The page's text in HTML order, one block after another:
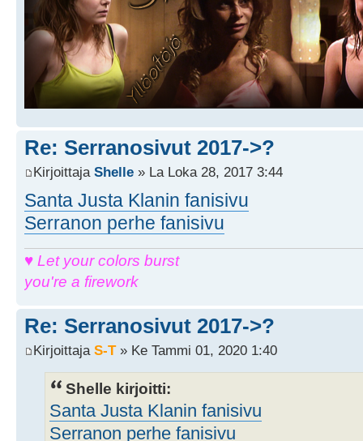
Re: Serranosivut 2017->?
Kirjoittaja Shelle » La Loka 28, 2017 3:44
Santa Justa Klanin fanisivu
Serranon perhe fanisivu
♥ Let your colors burst
you're a firework
Re: Serranosivut 2017->?
Kirjoittaja S-T» Ke Tammi 01, 2020 1:40
Shelle kirjoitti:
Santa Justa Klanin fanisivu
Serranon perhe fanisivu